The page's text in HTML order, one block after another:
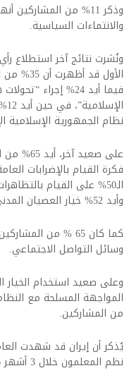
وذكر 11% من
والانتماءات السياسية.
الأول قد
فيما أيد 24%
نظام الجمهورية الإسلامية
على صعيد
فكرة القيام بالإضرابات
الـ50% على القيام
وأيد 52% خيار العصيان المدني.
كما كان 65 % من
وسائل التواصل الاجتماعي.
من المشاركين.
يُذكر أن إيران قد شهدت
نظم المعلمون خلال 3 أشهر 6 احتجاجات شعبية، و4 إضرابات عامة.